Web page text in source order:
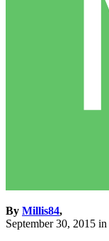
By Millis84,
September 30, 2015 in